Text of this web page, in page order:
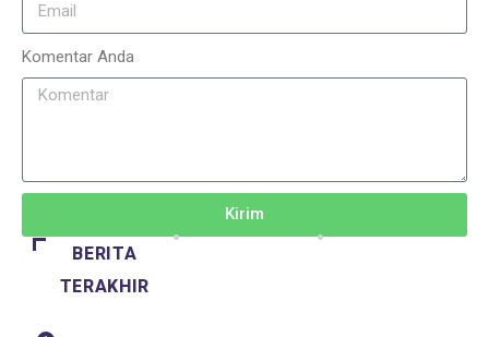
Komentar Anda
Kirim
BERITA
TERAKHIR